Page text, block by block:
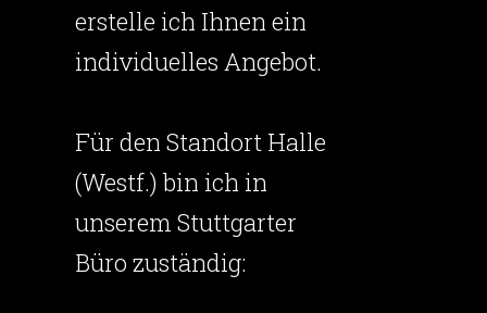
erstelle ich Ihnen ein
individuelles Angebot.
Für den Standort Halle
(Westf.) bin ich in
unserem Stuttgarter
Büro zuständig: